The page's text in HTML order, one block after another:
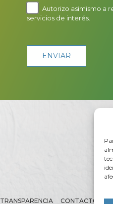
Autorizo asimismo a
servicios de interés.
TRANSPARENCIA CONTACTO